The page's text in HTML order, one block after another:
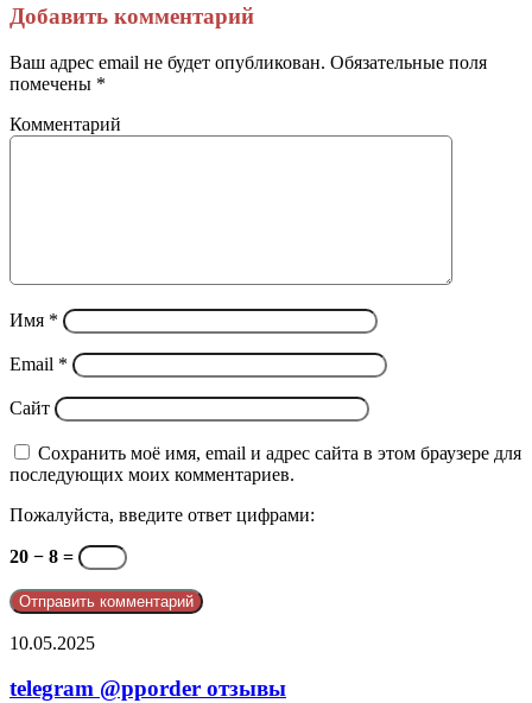
через
электронную
почту
Добавить комментарий
Ваш адрес email не будет опубликован. Обязательные поля
помечены *
Комментарий
Имя *
Email *
Сайт
Сохранить моё имя, email и адрес сайта в этом браузере для
последующих моих комментариев.
Пожалуйста, введите ответ цифрами:
20 − 8 =
telegram
отзывы
10.05.2025
telegram @pporder отзывы